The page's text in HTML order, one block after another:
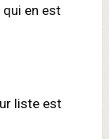
en est
liste est